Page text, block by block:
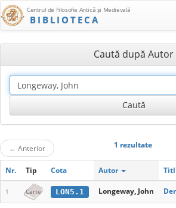
Centrul de Filosofie Antică şi Medievală
BIBLIOTECA
Caută după Autor
← Anterior 1 rezultate
Nr. Tip Cota Autor
1 Carte LON5.1 Longeway, John